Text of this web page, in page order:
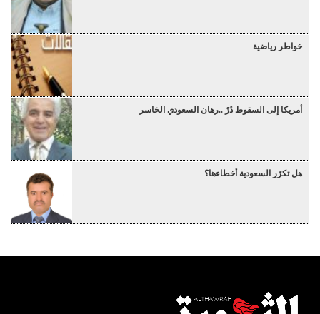
خواطر رياضية
أمريكا إلى السقوط دُرْ ..رهان السعودي الخاسر
هل تكرّر السعودية أخطاءها؟